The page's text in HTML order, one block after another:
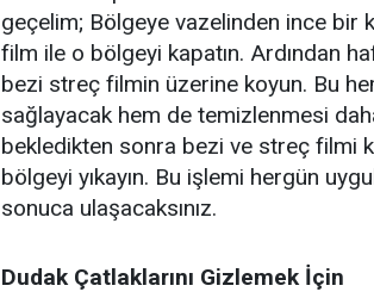
geçelim; Bölgeye vazelinden ince bir
film ile o bölgeyi kapatın. Ardından
bezi streç filmin üzerine koyun. Bu
sağlayacak hem de temizlenmesi
bekledikten sonra bezi ve streç filmi
bölgeyi yıkayın. Bu işlemi hergün
sonuca ulaşacaksınız.
Dudak Çatlaklarını Gizlemek İçin